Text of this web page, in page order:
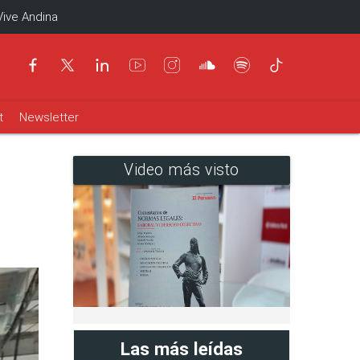
Andina
Newsletter
Video más visto
Las más leídas